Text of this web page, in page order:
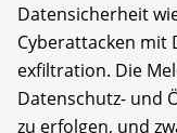
Datensicherheit
Cyberattacken mit
exfiltration. Die
Datenschutz- und
zu erfolgen, und